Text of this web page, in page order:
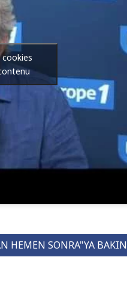
cookies
HEMEN SONRA"YA BAKIN